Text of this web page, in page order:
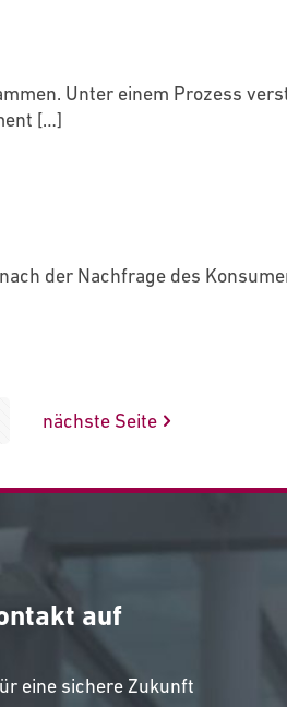
Unter einem Prozess
[…]
der Nachfrage des
nächste Seite
auf
eine sichere Zukunft